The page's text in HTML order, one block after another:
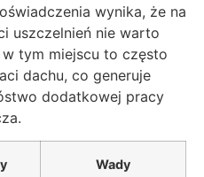
wynika, że na
uszczelnień nie warto
tym miejscu to często
dachu, co generuje
dodatkowej pracy
Wady